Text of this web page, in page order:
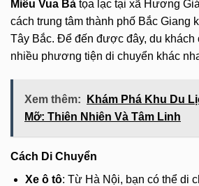
Miếu Vua Bà tọa lạc tại xã Hương
cách trung tâm thành phố Bắc Giang
Tây Bắc. Để đến được đây, du khách
nhiều phương tiện di chuyển khác
Xem thêm:
Khám Phá Khu Du
Mỡ: Thiên Nhiên Và Tâm Linh
Cách Di Chuyển
Xe ô tô: Từ Hà Nội, bạn có thể di